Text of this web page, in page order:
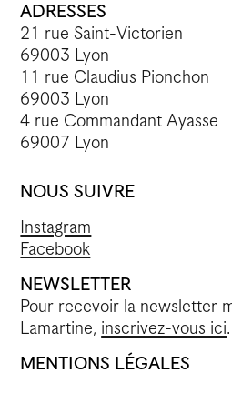
ADRESSES
21 rue Saint-Victorien
69003 Lyon
11 rue Claudius Pionchon
69003 Lyon
4 rue Commandant Ayasse
69007 Lyon
NOUS SUIVRE
Instagram
Facebook
NEWSLETTER
Pour recevoir la newsletter
Lamartine, inscrivez-vous ici.
MENTIONS LÉGALES